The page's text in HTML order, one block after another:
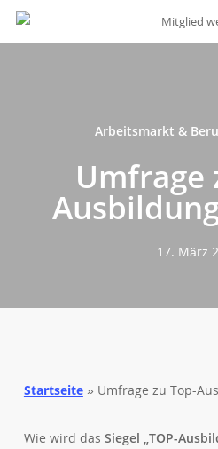
Skip
Mitglied
Arbeitsmarkt &
Umfrage
17. März
Startseite» Umfrage zu Top-
Wie wird das Siegel „TOP-